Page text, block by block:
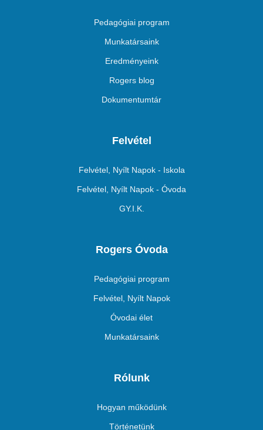
Pedagógiai program
Munkatársaink
Eredményeink
Rogers blog
Dokumentumtár
Felvétel
Felvétel, Nyílt Napok - Iskola
Felvétel, Nyílt Napok - Óvoda
GY.I.K.
Rogers Óvoda
Pedagógiai program
Felvétel, Nyílt Napok
Óvodai élet
Munkatársaink
Rólunk
Hogyan működünk
Történetünk